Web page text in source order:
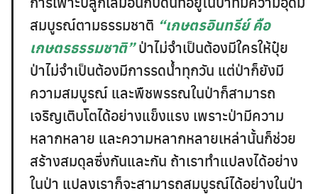
สมบูรณ์ตามธรรมชาติ “เกษตรอินทรีย์ คือ
เกษตรธรรมชาติ”ป่าไม่จำเป็นต้องมีใครให้ปุ๋ย
ป่าไม่จำเป็นต้องมีการรดน้ำทุกวัน แต่ป่าก็ยังมี
ความสมบูรณ์ และพืชพรรณในป่าก็สามารถ
เจริญเติบโตได้อย่างแข็งแรง เพราะป่ามีความ
หลากหลาย และความหลากหลายเหล่านั้นก็ช่วย
สร้างสมดุลซึ่งกันและกัน ถ้าเราทำแปลงได้อย่าง
ในป่า แปลงเราก็จะสามารถสมบูรณ์ได้อย่างในป่า